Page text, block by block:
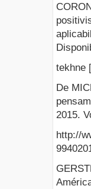
tekhne
De
2015.
http://